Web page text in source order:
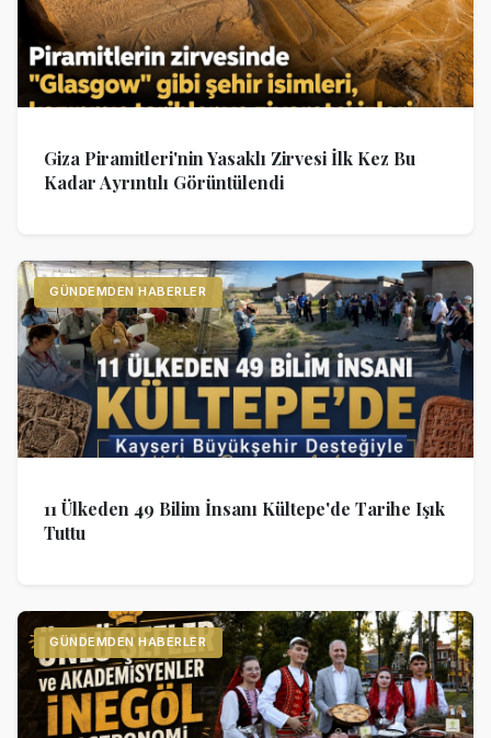
Giza Piramitleri'nin Yasaklı Zirvesi İlk Kez Bu
Kadar Ayrıntılı Görüntülendi
GÜNDEMDEN HABERLER
11 Ülkeden 49 Bilim İnsanı Kültepe'de Tarihe Işık
Tuttu
GÜNDEMDEN HABERLER